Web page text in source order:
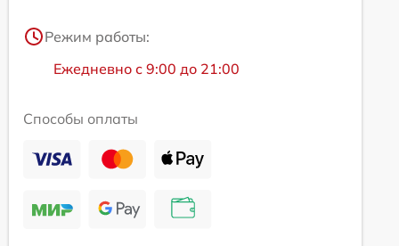
Режим работы:
Ежедневно с 9:00 до 21:00
Способы оплаты